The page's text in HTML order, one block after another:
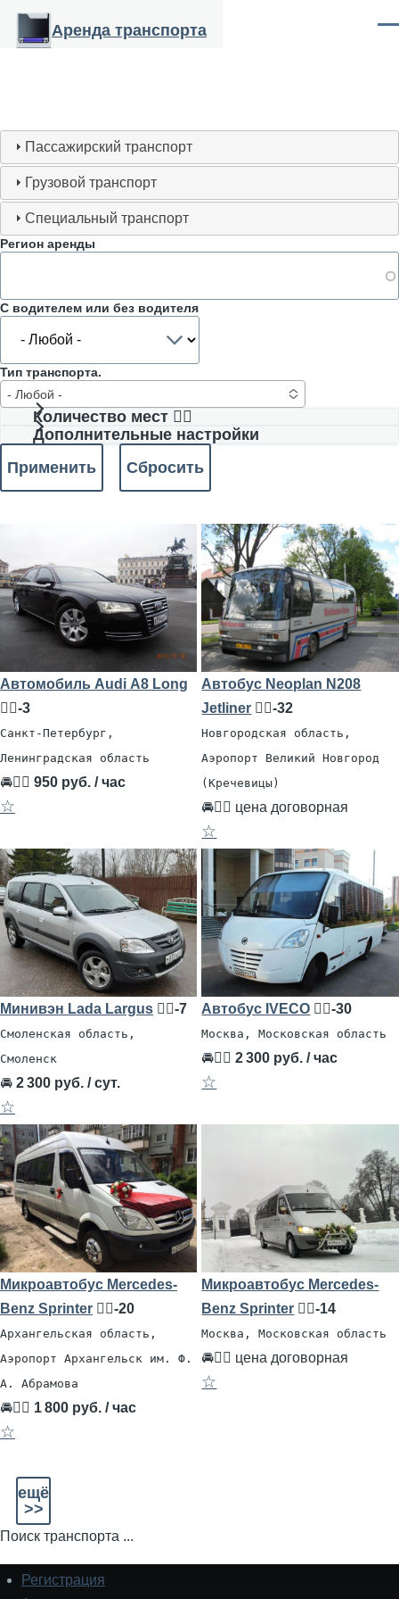
Перейти к основному содержанию
Аренда транспорта
Пассажирский транспорт
Грузовой транспорт
Специальный транспорт
Регион аренды
С водителем или без водителя
Тип транспорта.
- Любой -
Количество мест 🧍‍♂️
Дополнительные настройки
Автомобиль Audi А8 Long
🧍‍♂️-3
Санкт-Петербург,
Ленинградская область
🚘👨‍✈ 950 руб. / час
☆
Автобус Neoplan N208
Jetliner 🧍‍♂️-32
Новгородская область,
Аэропорт Великий Новгород
(Кречевицы)
🚘👨‍✈ цена договорная
☆
Минивэн Lada Largus 🧍‍♂️-7
Смоленская область,
Смоленск
🚘 2 300 руб. / сут.
☆
Автобус IVECO 🧍‍♂️-30
Москва, Московская область
🚘👨‍✈2 300 руб. / час
☆
Микроавтобус Mercedes-
Benz Sprinter 🧍‍♂️-20
Архангельская область,
Аэропорт Архангельск им. Ф.
А. Абрамова
🚘👨‍✈ 1 800 руб. / час
☆
Микроавтобус Mercedes-
Benz Sprinter 🧍‍♂️-14
Москва, Московская область
🚘👨‍✈ цена договорная
☆
ещё
>>
Поиск транспорта ...
Подвал
Регистрация